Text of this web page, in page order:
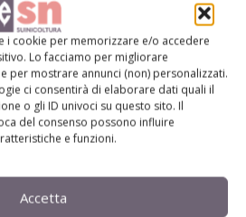
i cookie per memorizzare e/o accedere
Lo facciamo per migliorare
per mostrare annunci (non) personalizzati.
ci consentirà di elaborare dati quali il
o gli ID univoci su questo sito. Il
del consenso possono influire
e funzioni.
Accetta
Twitter